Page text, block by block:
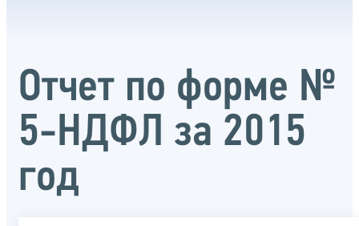
Отчет по форме №
5-НДФЛ за 2015
год